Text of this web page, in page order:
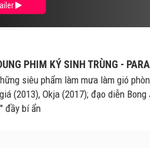
PHIM KÝ SINH TRÙNG -
siêu phẩm làm mưa làm gió
(2013), Okja (2017); đạo diễn
đầy bí ẩn